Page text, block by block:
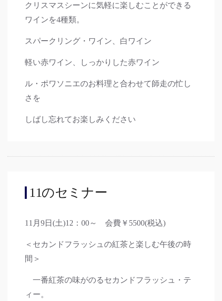
クリスマスシーンに気軽に楽しむことができる
ワインを4種類。
スパークリング・ワイン、白ワイン
軽い赤ワイン、しっかりした赤ワイン
ル・ポワソニエのお料理と合わせて師走の忙し
さを
しばし忘れてお楽しみください
11のセミナー
11月9日(土)12：00～ 会費￥5500(税込)
＜セカンドフラッシュの紅茶と楽しむ午後の時
間＞
一番紅茶の味がのるセカンドフラッシュ・テ
ィー。